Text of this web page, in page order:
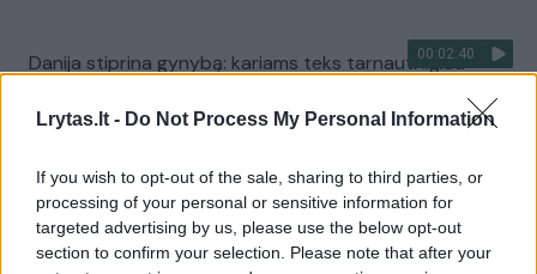
Lrytas.lt - Do Not Process My Personal Information
If you wish to opt-out of the sale, sharing to third parties, or
processing of your personal or sensitive information for
targeted advertising by us, please use the below opt-out
section to confirm your selection. Please note that after your
00:02:40
Danija stiprina gynybą: kariams teks tarnauti ilgiau
Visi įrašai